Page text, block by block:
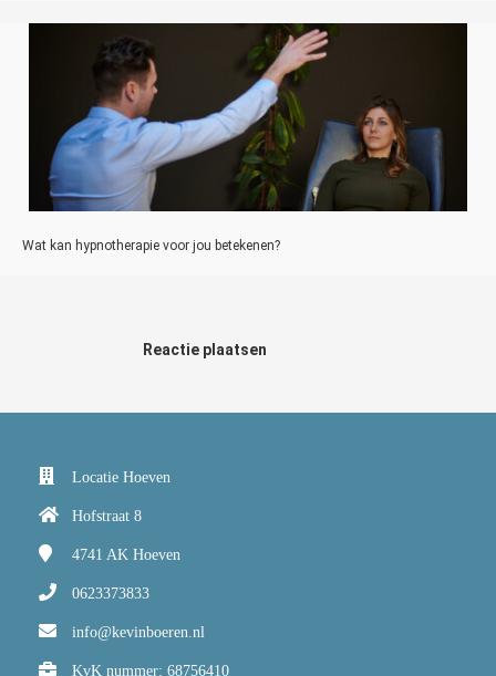
Wat kan hypnotherapie voor jou betekenen?
Reactie plaatsen
Locatie Hoeven
Hofstraat 8
4741 AK Hoeven
0623373833
info@kevinboeren.nl
KvK nummer: 68756410